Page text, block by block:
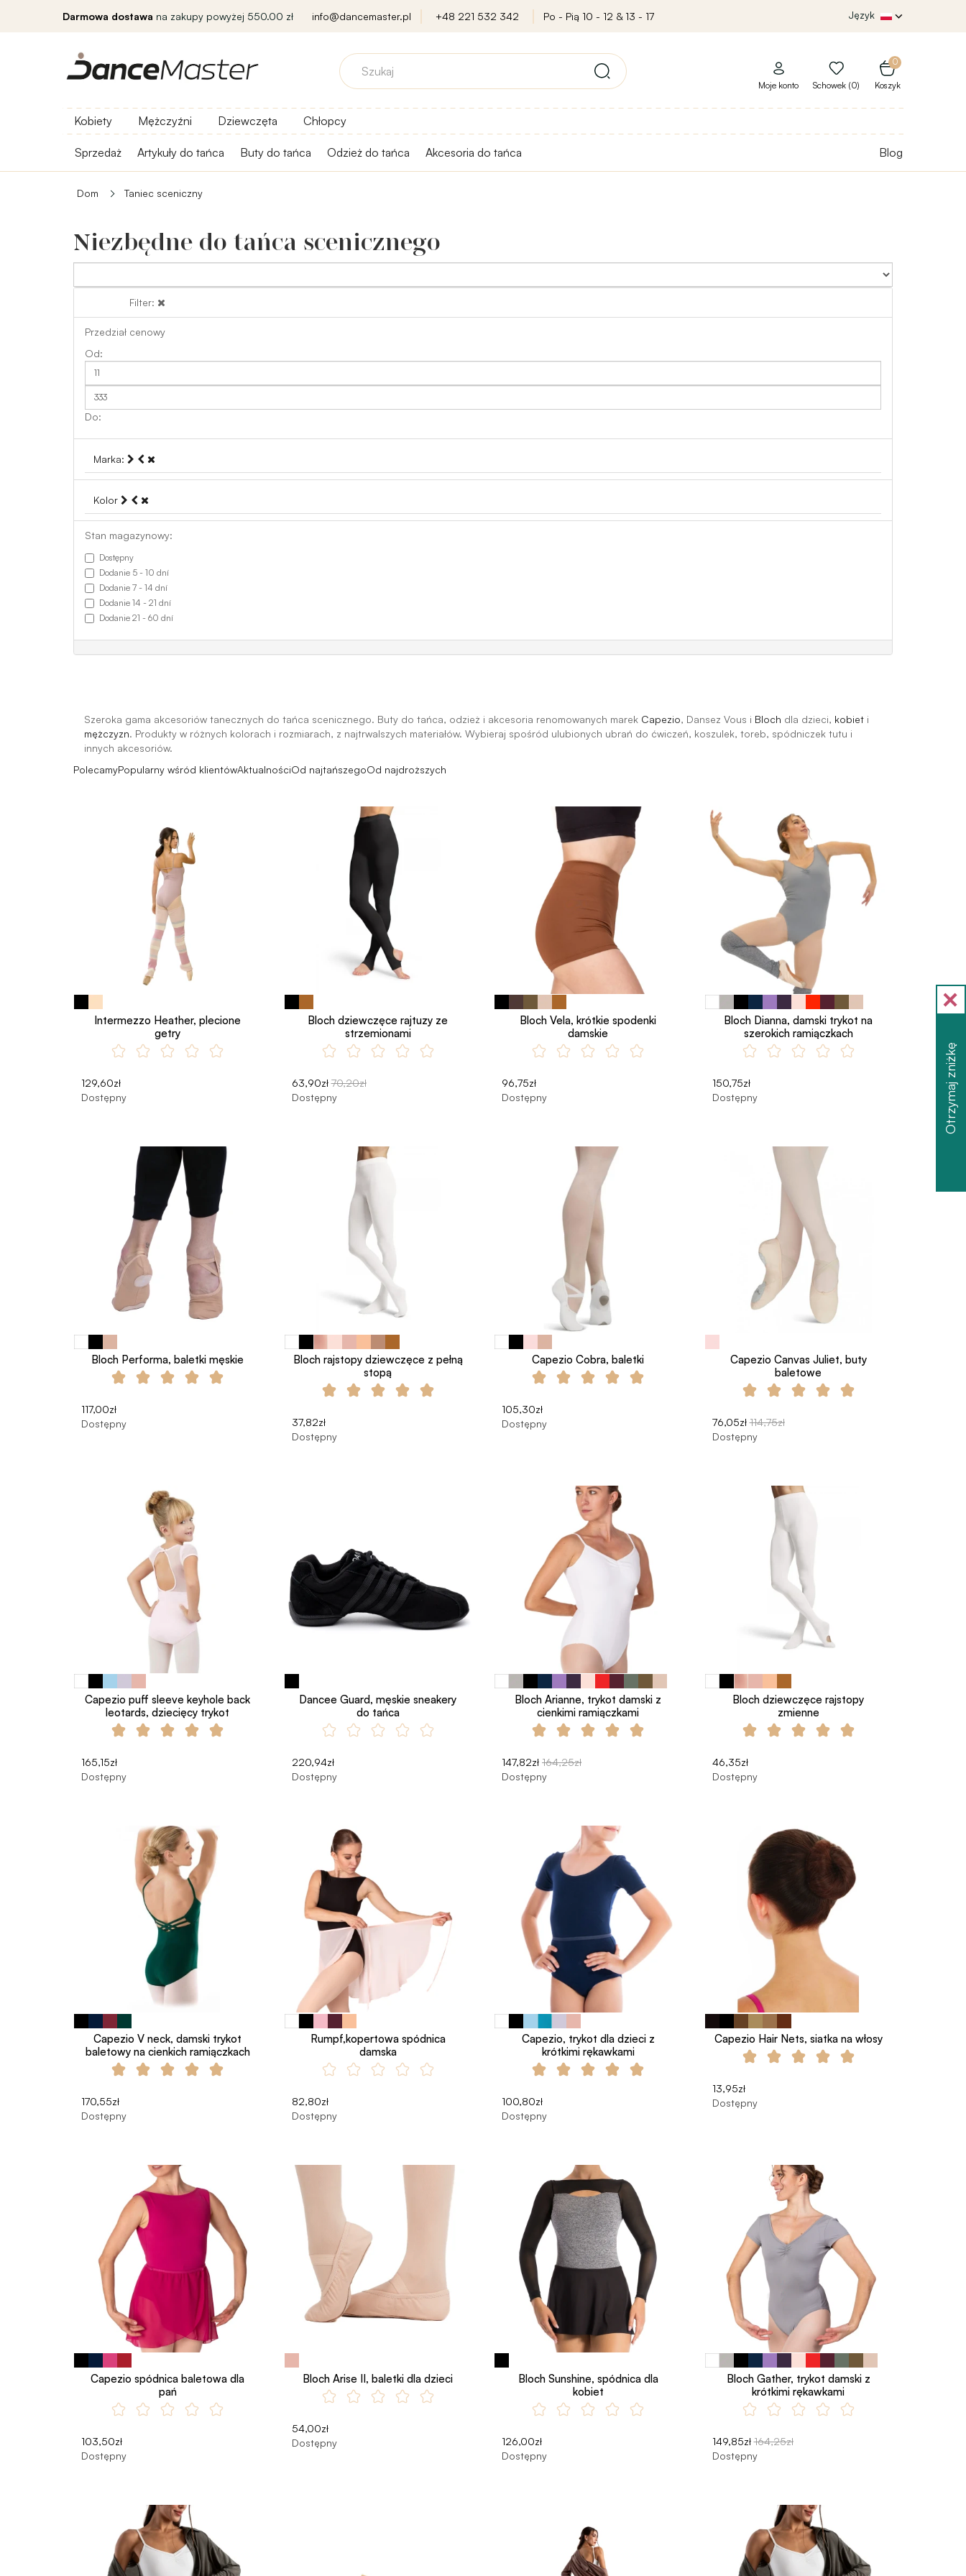
Darmowa dostawa na zakupy powyżej 550.00 zł info@dancemaster.pl +48 221 532 342 Po - Pią 10 - 12 & 13 - 17 Język
0
Koszyk
Moje konto Schowek (0)
Kobiety Mężczyźni Dziewczęta Chłopcy
Sprzedaż Artykuły do ​​tańca Buty do tańca Odzież do tańca Akcesoria do tańca Blog
Dom Taniec sceniczny
Niezbędne do tańca scenicznego
Filter:
Przedział cenowy
Marka:
Kolor
Stan magazynowy:
Dostępny
Dodanie 5 - 10 dní
Dodanie 7 - 14 dní
Dodanie 14 - 21 dní
Dodanie 21 - 60 dní
Szeroka gama akcesoriów tanecznych do tańca scenicznego. Buty do tańca, odzież i akcesoria renomowanych marek Capezio, Dansez Vous i Bloch dla dzieci, kobiet i
mężczyzn. Produkty w różnych kolorach i rozmiarach, z najtrwalszych materiałów. Wybieraj spośród ulubionych ubrań do ćwiczeń, koszulek, toreb, spódniczek tutu i
innych akcesoriów.
PolecamyPopularny wśród klientówAktualnościOd najtańszegoOd najdroższych
Intermezzo Heather, plecione
getry
129,60zł
Dostępny
Bloch dziewczęce rajtuzy ze
strzemionami
63,90zł 70,20zł
Dostępny
Bloch Vela, krótkie spodenki
damskie
96,75zł
Dostępny
Bloch Dianna, damski trykot na
szerokich ramiączkach
150,75zł
Dostępny
Bloch Performa, baletki męskie
117,00zł
Dostępny
Bloch rajstopy dziewczęce z pełną
stopą
37,82zł
Dostępny
Capezio Cobra, baletki
105,30zł
Dostępny
Capezio Canvas Juliet, buty
baletowe
76,05zł 114,75zł
Dostępny
Capezio puff sleeve keyhole back
leotards, dziecięcy trykot
165,15zł
Dostępny
Dancee Guard, męskie sneakery
do tańca
220,94zł
Dostępny
Bloch Arianne, trykot damski z
cienkimi ramiączkami
147,82zł 164,25zł
Dostępny
Bloch dziewczęce rajstopy
zmienne
46,35zł
Dostępny
Capezio V neck, damski trykot
baletowy na cienkich ramiączkach
170,55zł
Dostępny
Rumpf,kopertowa spódnica
damska
82,80zł
Dostępny
Capezio, trykot dla dzieci z
krótkimi rękawkami
100,80zł
Dostępny
Capezio Hair Nets, siatka na włosy
13,95zł
Dostępny
Capezio spódnica baletowa dla
pań
103,50zł
Dostępny
Bloch Arise II, baletki dla dzieci
54,00zł
Dostępny
Bloch Sunshine, spódnica dla
kobiet
126,00zł
Dostępny
Bloch Gather, trykot damski z
krótkimi rękawkami
149,85zł 164,25zł
Dostępny
Otrzymaj zniżkę